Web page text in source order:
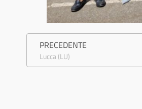
PRECEDENTE
Lucca (LU)